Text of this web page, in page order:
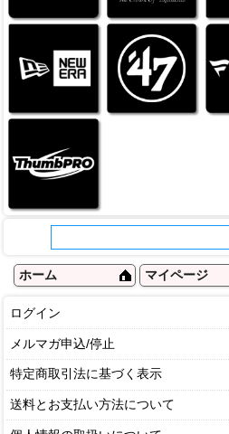
ホーム マイページ
ログイン
メルマガ申込/停止
特定商取引法に基づく表示
送料とお支払い方法について